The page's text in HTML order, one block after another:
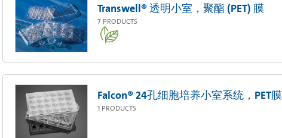
Transwell® 透明小室，聚酯 (PET) 膜
7 PRODUCTS
Falcon® 24孔细胞培养小室系统，PET膜
1 PRODUCTS